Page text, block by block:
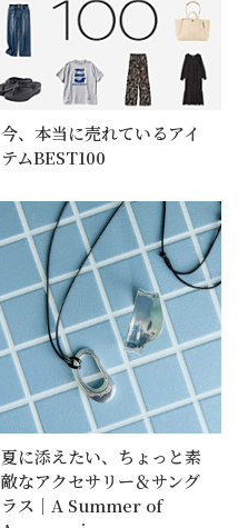
今、本当に売れているアイ
テムBEST100
夏に添えたい、ちょっと素
敵なアクセサリー＆サング
ラス｜A Summer of